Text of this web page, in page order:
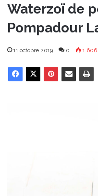
Waterzoï de
Pompadour
11 octobre 2019 0 1 606